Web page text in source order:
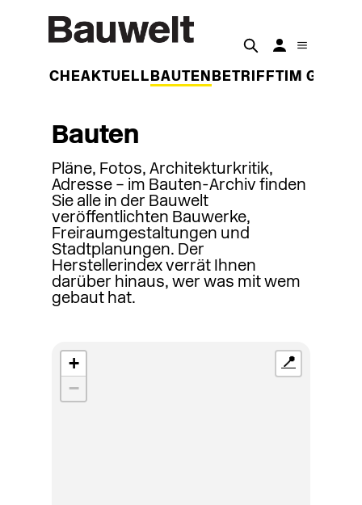
WOCHEAKTUELL BAUTEN BETRIFFT IM
Bauten
Pläne, Fotos, Architekturkritik,
Adresse – im Bauten-Archiv finden
Sie alle in der Bauwelt
veröffentlichten Bauwerke,
Freiraumgestaltungen und
Stadtplanungen. Der
Herstellerindex verrät Ihnen
darüber hinaus, wer was mit wem
gebaut hat.
+
−
📍